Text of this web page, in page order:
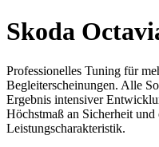
Skoda
Professionelles Tuning für
Begleiterscheinungen. Alle
Ergebnis intensiver
Höchstmaß an Sicherheit und
Leistungscharakteristik.